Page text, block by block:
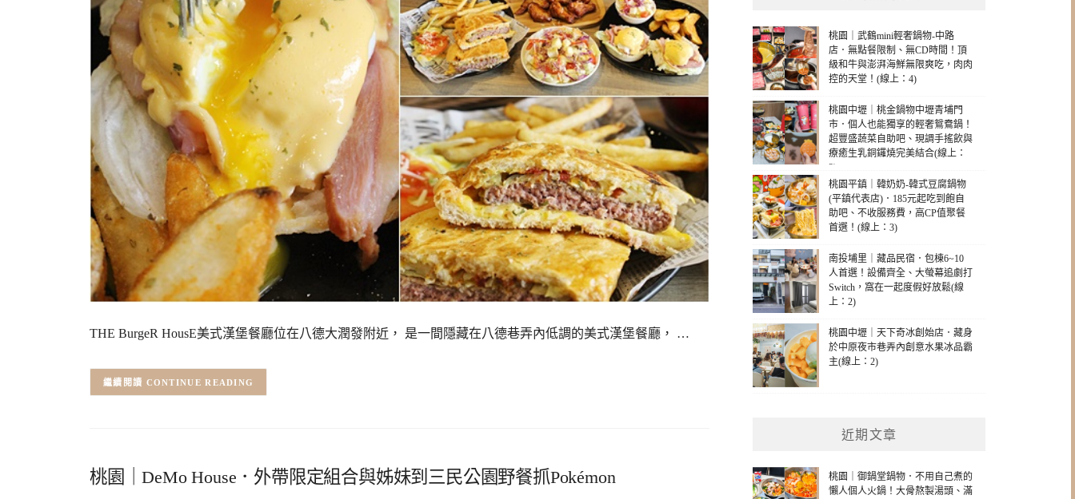
THE BurgeR HousE美式漢堡餐廳位在八德大潤發附近， 是一間隱藏在八德巷弄內低調的美式漢堡餐廳， …
CONTINUE READING
桃園｜DeMo House．外帶限定組合與姊妹到三民公園野餐抓Pokémon
桃園｜武鶴mini輕奢鍋物-中路
店．無點餐限制、無CD時間！頂
級和牛與澎湃海鮮無限爽吃，肉肉
控的天堂！(線上：4)
桃園中壢｜桃金鍋物中壢青埔門
市．個人也能獨享的輕奢鴛鴦鍋！
超豐盛蔬菜自助吧、現調手搖飲與
療癒生乳銅鑼燒完美結合(線上：
3)
桃園平鎮｜韓奶奶-韓式豆腐鍋物
(平鎮代表店)．185元起吃到飽自
助吧、不收服務費，高CP值聚餐
首選！(線上：3)
南投埔里｜藏品民宿．包棟6~10
人首選！設備齊全、大螢幕追劇打
Switch，窩在一起度假好放鬆(線
上：2)
桃園中壢｜天下奇冰創始店．藏身
於中原夜市巷弄內創意水果冰品霸
主(線上：2)
近期文章
桃園｜御鍋堂鍋物．不用自己煮的
懶人個人火鍋！大骨熬製湯頭、滿